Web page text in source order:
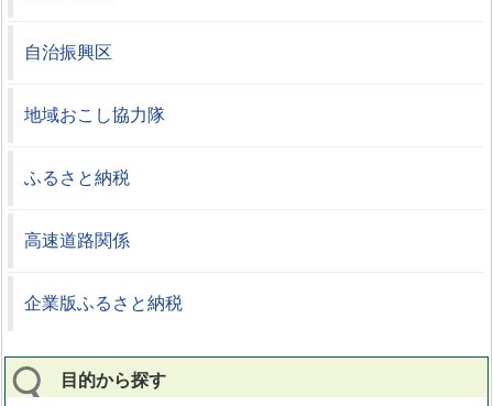
自治振興区
地域おこし協力隊
ふるさと納税
高速道路関係
企業版ふるさと納税
目的から探す